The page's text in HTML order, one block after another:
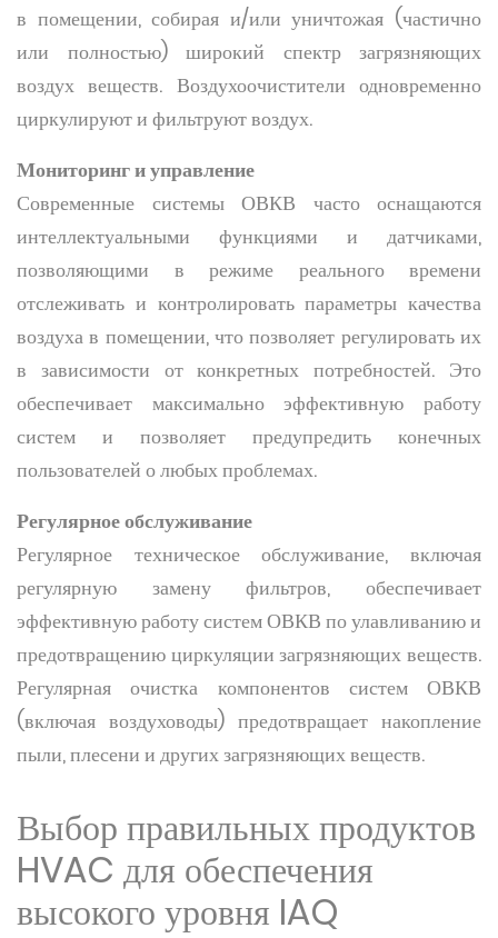
в помещении, собирая и/или уничтожая (частично
или полностью) широкий спектр загрязняющих
воздух веществ. Воздухоочистители одновременно
циркулируют и фильтруют воздух.
Мониторинг и управление
Современные системы ОВКВ часто оснащаются
интеллектуальными функциями и датчиками,
позволяющими в режиме реального времени
отслеживать и контролировать параметры качества
воздуха в помещении, что позволяет регулировать их
в зависимости от конкретных потребностей. Это
обеспечивает максимально эффективную работу
систем и позволяет предупредить конечных
пользователей о любых проблемах.
Регулярное обслуживание
Регулярное техническое обслуживание, включая
регулярную замену фильтров, обеспечивает
эффективную работу систем ОВКВ по улавливанию и
предотвращению циркуляции загрязняющих веществ.
Регулярная очистка компонентов систем ОВКВ
(включая воздуховоды) предотвращает накопление
пыли, плесени и других загрязняющих веществ.
Выбор правильных продуктов
HVAC для обеспечения
высокого уровня IAQ